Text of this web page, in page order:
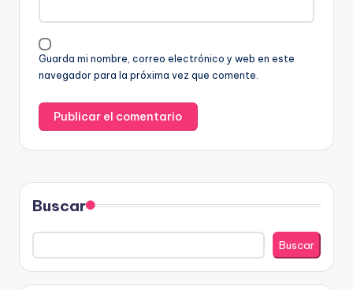
Guarda mi nombre, correo electrónico y web en este
navegador para la próxima vez que comente.
Buscar
Buscar